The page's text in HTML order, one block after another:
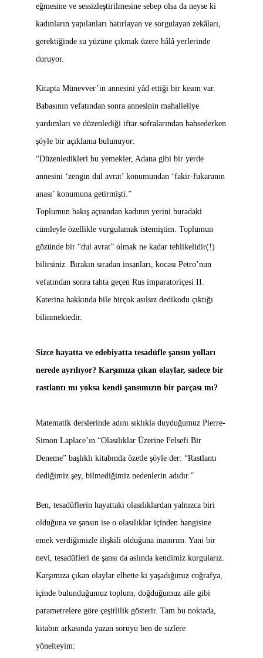
eğmesine ve sessizleştirilmesine sebep olsa da neyse ki
kadınların yapılanları hatırlayan ve sorgulayan zekâları,
gerektiğinde su yüzüne çıkmak üzere hâlâ yerlerinde
duruyor.
Kitapta Münevver’in annesini yâd ettiği bir kısım var.
Babasının vefatından sonra annesinin mahalleliye
yardımları ve düzenlediği iftar sofralarından bahsederken
şöyle bir açıklama bulunuyor:
“Düzenledikleri bu yemekler, Adana gibi bir yerde
annesini ‘zengin dul avrat’ konumundan ‘fakir-fukaranın
anası’ konumuna getirmişti.”
Toplumun bakış açısından kadının yerini buradaki
cümleyle özellikle vurgulamak istemiştim. Toplumun
gözünde bir “dul avrat” olmak ne kadar tehlikelidir(!)
bilirsiniz. Bırakın sıradan insanları, kocası Petro’nun
vefatından sonra tahta geçen Rus imparatoriçesi II.
Katerina hakkında bile birçok asılsız dedikodu çıktığı
bilinmektedir.
Sizce hayatta ve edebiyatta tesadüfle şansın yolları
nerede ayrılıyor? Karşımıza çıkan olaylar, sadece bir
rastlantı mı yoksa kendi şansımızın bir parçası mı?
Matematik derslerinde adını sıklıkla duyduğumuz Pierre-
Simon Laplace’ın “Olasılıklar Üzerine Felsefi Bir
Deneme” başlıklı kitabında özetle şöyle der: “Rastlantı
dediğimiz şey, bilmediğimiz nedenlerin adıdır.”
Ben, tesadüflerin hayattaki olasılıklardan yalnızca biri
olduğuna ve şansın ise o olasılıklar içinden hangisine
emek verdiğimizle ilişkili olduğuna inanırım. Yani bir
nevi, tesadüfleri de şansı da aslında kendimiz kurgularız.
Karşımıza çıkan olaylar elbette ki yaşadığımız coğrafya,
içinde bulunduğumuz toplum, doğduğumuz aile gibi
parametrelere göre çeşitlilik gösterir. Tam bu noktada,
kitabın arkasında yazan soruyu ben de sizlere
yönelteyim: